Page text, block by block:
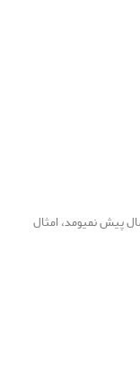
پیش نمیومد، امثال